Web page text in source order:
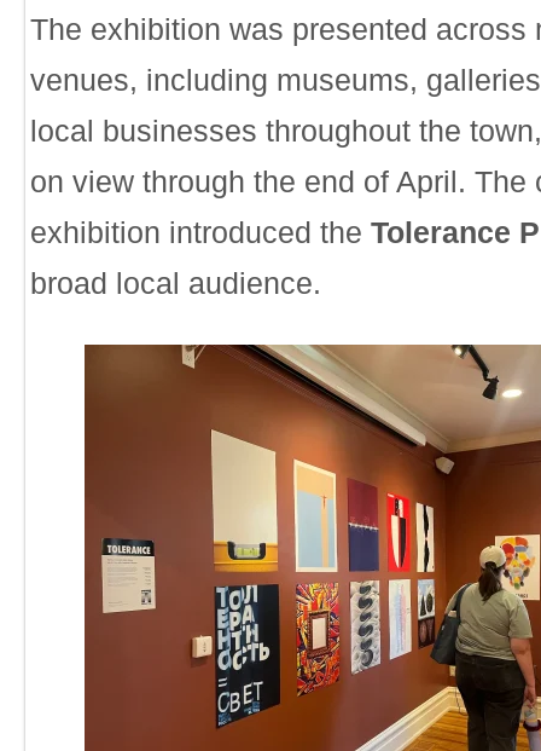
The exhibition was presented across
venues, including museums,
local businesses throughout the
on view through the end of April. The
exhibition introduced the Tolerance
broad local audience.